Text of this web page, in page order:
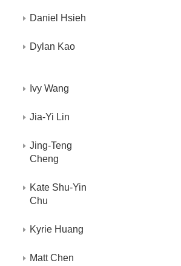
Daniel Hsieh
Dylan Kao
Ivy Wang
Jia-Yi Lin
Jing-Teng
Cheng
Kate Shu-Yin
Chu
Kyrie Huang
Matt Chen